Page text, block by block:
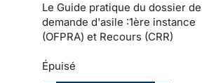
Le Guide pratique du dossier de
demande d'asile :1ère instance
(OFPRA) et Recours (CRR)
Épuisé